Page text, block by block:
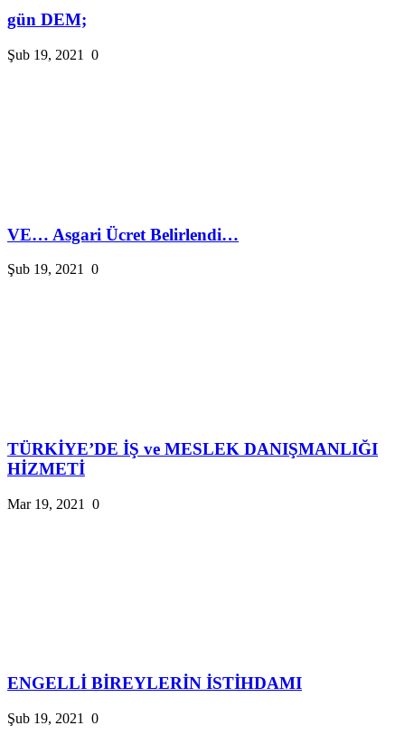
gün DEM;
Şub 19, 2021 0
VE… Asgari Ücret Belirlendi…
Şub 19, 2021 0
TÜRKİYE’DE İŞ ve MESLEK DANIŞMANLIĞI
HİZMETİ
Mar 19, 2021 0
ENGELLİ BİREYLERİN İSTİHDAMI
Şub 19, 2021 0